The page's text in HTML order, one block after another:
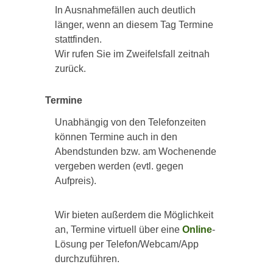
In Ausnahmefällen auch deutlich
länger, wenn an diesem Tag Termine
stattfinden.
Wir rufen Sie im Zweifelsfall zeitnah
zurück.
Termine
Unabhängig von den Telefonzeiten
können Termine auch in den
Abendstunden bzw. am Wochenende
vergeben werden (evtl. gegen
Aufpreis).
Wir bieten außerdem die Möglichkeit
an, Termine virtuell über eine Online-
Lösung per Telefon/Webcam/App
durchzuführen.